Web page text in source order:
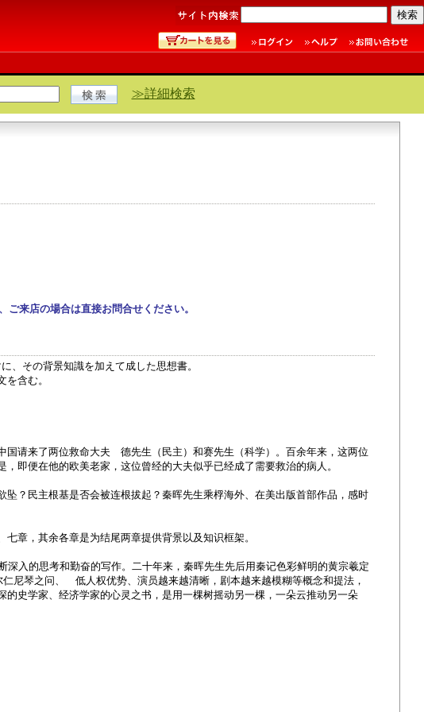
≫詳細検索
来店の場合は直接お問合せください。
、その背景知識を加えて成した思想書。
含む。
国请来了两位救命大夫 德先生（民主）和赛先生（科学）。百余年来，这两位
即便在他的欧美老家，这位曾经的大夫似乎已经成了需要救治的病人。
？民主根基是否会被连根拔起？秦晖先生乘桴海外、在美出版首部作品，感时
章，其余各章是为结尾两章提供背景以及知识框架。
入的思考和勤奋的写作。二十年来，秦晖先生先后用秦记色彩鲜明的黄宗羲定
尼琴之问、 低人权优势、演员越来越清晰，剧本越来越模糊等概念和提法，
史学家、经济学家的心灵之书，是用一棵树摇动另一棵，一朵云推动另一朵